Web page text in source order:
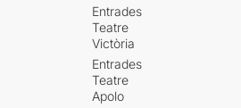
Entrades
Teatre
Victòria
Entrades
Teatre
Apolo